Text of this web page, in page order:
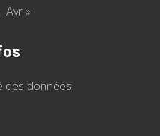
Avr »
des données